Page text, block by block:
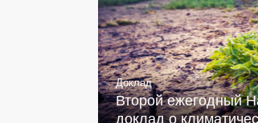
Доклад
Второй ежегодный
доклад о